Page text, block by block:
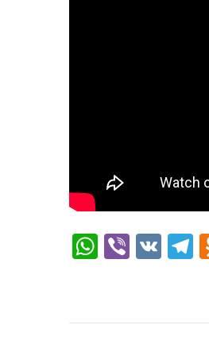
Viber
VK